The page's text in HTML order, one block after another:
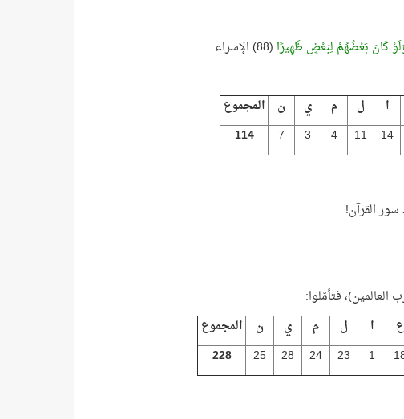
كَانَ بَعْضُهُمْ لِبَعْضٍ ظَهِيرًا (88) الإسراء
ا ل م ي ن
المجموع
14
11
4
3
7
114
فتأمّلوا:
ع ا ل م ي ن
المجموع
1
23
24
28
25
228